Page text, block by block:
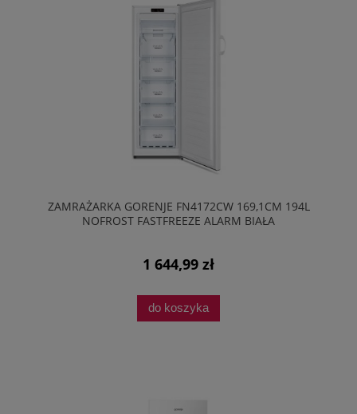
ZAMRAŻARKA GORENJE FN4172CW 169,1CM 194L
NOFROST FASTFREEZE ALARM BIAŁA
1 644,99 zł
do koszyka